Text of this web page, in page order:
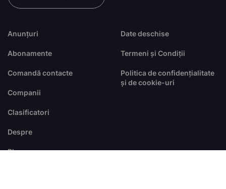
Anunțuri
Abonamente
Comandă contacte
Companii
Clasificatori
Despre
Blog
Date deschise
Termeni și Condiții
Politica de confidențialitate
și de cookie-uri